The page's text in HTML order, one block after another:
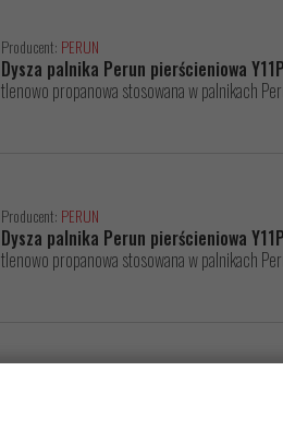
Producent: PERUN
Dysza palnika Perun pierścieniowa
tlenowo propanowa stosowana w palnikach
Producent: PERUN
Dysza palnika Perun pierścieniowa
tlenowo propanowa stosowana w palnikach